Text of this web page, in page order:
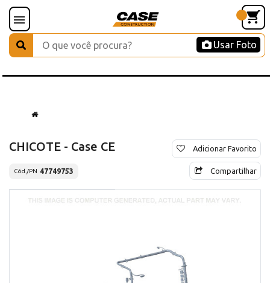
Usar Foto
CHICOTE - Case CE
Cód./PN 47749753
Adicionar Favorito
Compartilhar